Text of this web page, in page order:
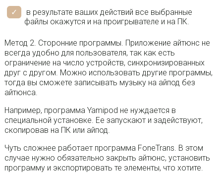
в результате ваших действий все выбранные
файлы окажутся и на проигрывателе и на ПК.
Метод 2. Сторонние программы. Приложение айтюнс не
всегда удобно для пользователя, так как есть
ограничение на число устройств, синхронизированных
друг с другом. Можно использовать другие программы,
тогда вы сможете записывать музыку на айпод без
айтюнса.
Например, программа Yamipod не нуждается в
специальной установке. Ее запускают и задействуют,
скопировав на ПК или айпод.
Чуть сложнее работает программа FoneTrans. В этом
случае нужно обязательно закрыть айтюнс, установить
программу и экспортировать те элементы, что хотите.